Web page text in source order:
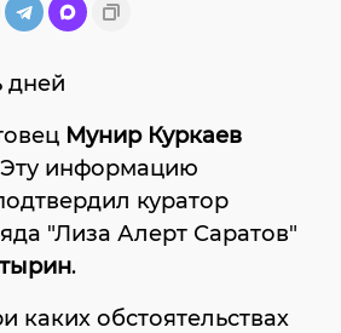
дней
Мунир Куркаев
информацию
куратор
"Лиза Алерт Саратов"
.
каких обстоятельствах